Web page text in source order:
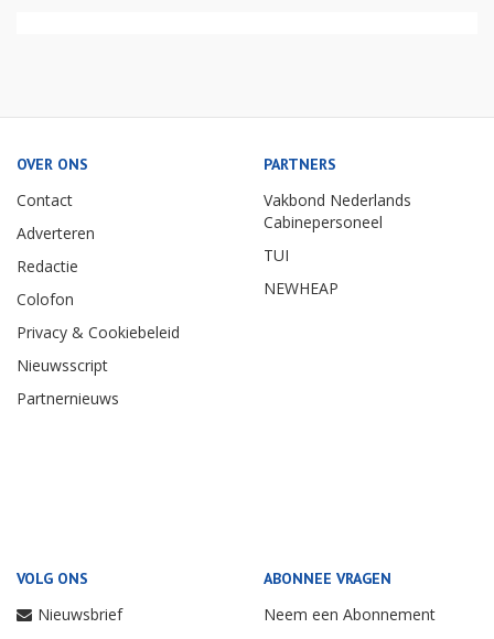
OVER ONS
Contact
Adverteren
Redactie
Colofon
Privacy & Cookiebeleid
Nieuwsscript
Partnernieuws
PARTNERS
Vakbond Nederlands
Cabinepersoneel
TUI
NEWHEAP
VOLG ONS
Nieuwsbrief
ABONNEE VRAGEN
Neem een Abonnement